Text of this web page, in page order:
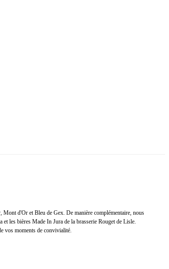
d'Or et Bleu de Gex. De manière complémentaire, nous
les bières Made In Jura de la brasserie Rouget de Lisle.
vos moments de convivialité.